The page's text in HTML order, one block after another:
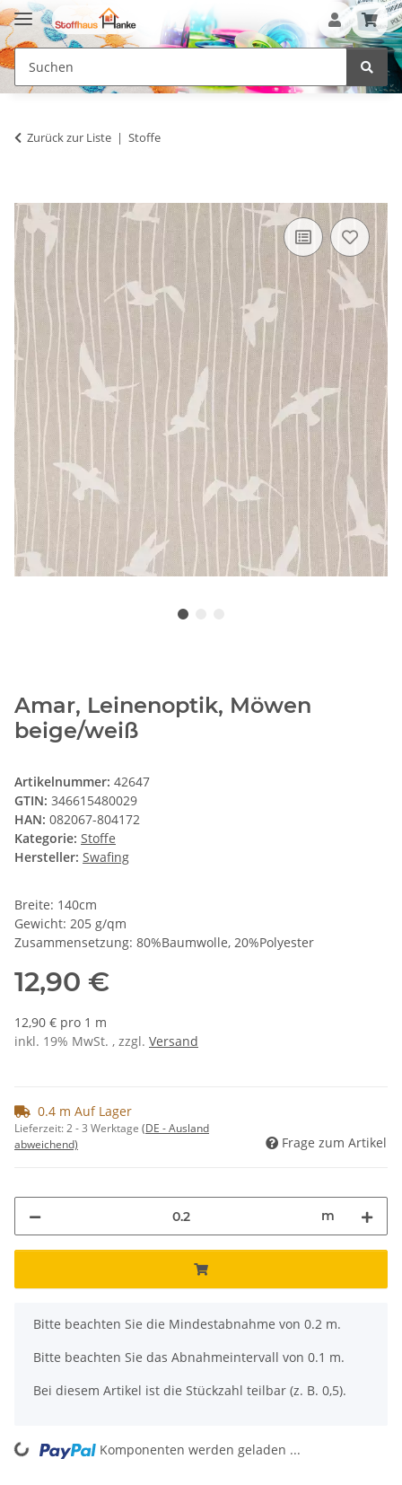
Zurück zur Liste Stoffe
Amar, Leinenoptik, Möwen
beige/weiß
Artikelnummer: 42647
GTIN: 346615480029
HAN: 082067-804172
Kategorie: Stoffe
Hersteller: Swafing
Breite: 140cm
Gewicht: 205 g/qm
Zusammensetzung: 80%Baumwolle, 20%Polyester
12,90 €
12,90 € pro 1 m
inkl. 19% MwSt. , zzgl. Versand
0.4 m Auf Lager
Lieferzeit:2 - 3 Werktage (DE - Ausland
abweichend)
Frage zum Artikel
m
x
Bitte beachten Sie die Mindestabnahme von 0.2 m.
Bitte beachten Sie das Abnahmeintervall von 0.1 m.
Bei diesem Artikel ist die Stückzahl teilbar (z. B. 0,5).
Komponenten werden geladen ...